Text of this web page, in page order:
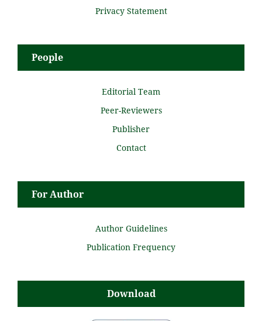
Privacy Statement
People
Editorial Team
Peer-Reviewers
Publisher
Contact
For Author
Author Guidelines
Publication Frequency
Download